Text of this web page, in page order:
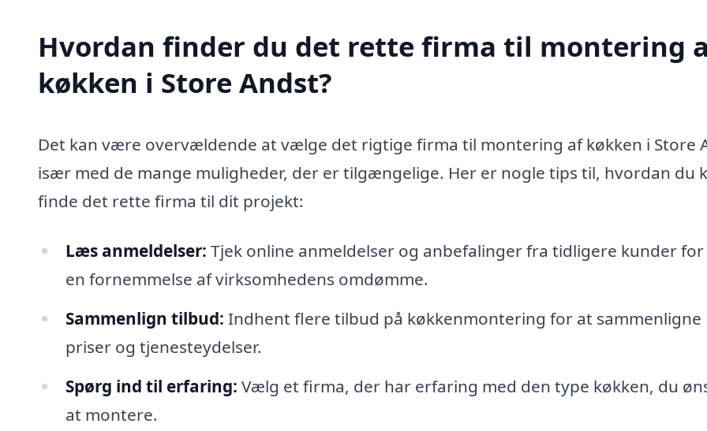
Hvordan finder du det rette firma til montering
køkken i Store Andst?
Det kan være overvældende at vælge det rigtige firma til montering af køkken i Store
især med de mange muligheder, der er tilgængelige. Her er nogle tips til, hvordan du
finde det rette firma til dit projekt:
Læs anmeldelser: Tjek online anmeldelser og anbefalinger fra tidligere kunder for
en fornemmelse af virksomhedens omdømme.
Sammenlign tilbud: Indhent flere tilbud på køkkenmontering for at sammenligne
priser og tjenesteydelser.
Spørg ind til erfaring: Vælg et firma, der har erfaring med den type køkken, du
at montere.